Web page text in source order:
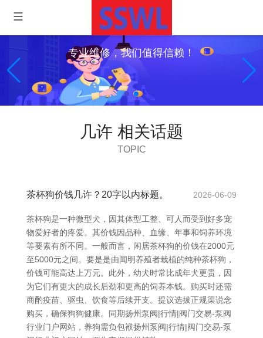
专业维修，我们值得信赖！
几许 相关话题
TOPIC
茶杯狗价钱几许？20字以内标题。 2026-06-09
茶杯狗是一种微型犬，因其体型工整、可人而受到好多宠
物爱好者的疼爱。其价钱因品种、血缘、年事和饲养环境
等要素有所不同。一般而言，闲居茶杯狗的价钱在2000元
至5000元之间。要是是由闻明养殖者栽植的纯种茶杯狗，
价钱可能高达上万元。此外，幼犬时常比成年犬更贵，因
为它们有更大的成长后劲和更高的饲养本钱。购买时还需
商酌疫苗、驱虫、饮食等后续开支。提议选拔正规渠说念
购买，确保狗狗健康。同期扬州泵阀|行情|阀门交易-泵阀
行业门户网站，养狗需负包袱扬州泵阀|行情|阀门交易-泵